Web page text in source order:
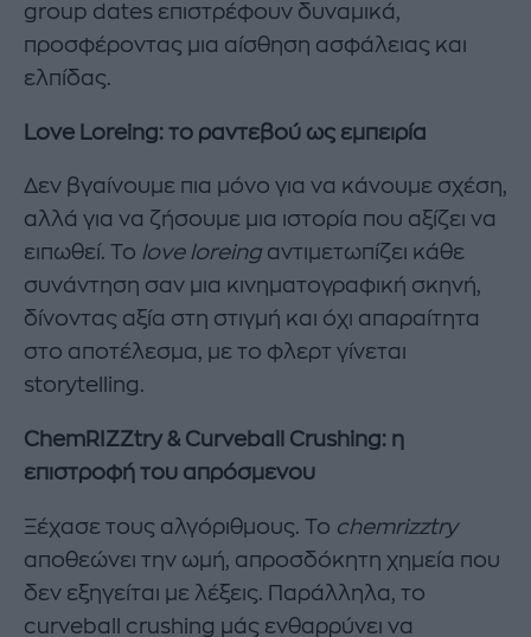
group dates επιστρέφουν δυναμικά,
προσφέροντας μια αίσθηση ασφάλειας και
ελπίδας.
Love Loreing: το ραντεβού ως εμπειρία
Δεν βγαίνουμε πια μόνο για να κάνουμε σχέση,
αλλά για να ζήσουμε μια ιστορία που αξίζει να
ειπωθεί. Το love loreing αντιμετωπίζει κάθε
συνάντηση σαν μια κινηματογραφική σκηνή,
δίνοντας αξία στη στιγμή και όχι απαραίτητα
στο αποτέλεσμα, με το φλερτ γίνεται
storytelling.
ChemRIZZtry & Curveball Crushing: η
επιστροφή του απρόσμενου
Ξέχασε τους αλγόριθμους. Το chemrizztry
αποθεώνει την ωμή, απροσδόκητη χημεία που
δεν εξηγείται με λέξεις. Παράλληλα, το
curveball crushing μάς ενθαρρύνει να